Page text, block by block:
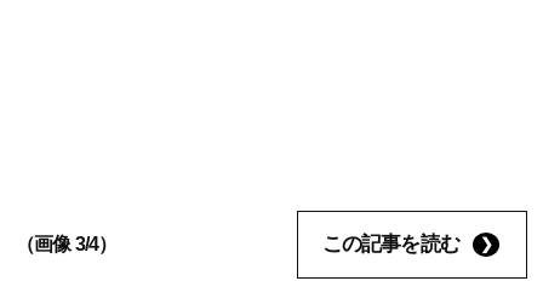
（画像 3/4） この記事を読む